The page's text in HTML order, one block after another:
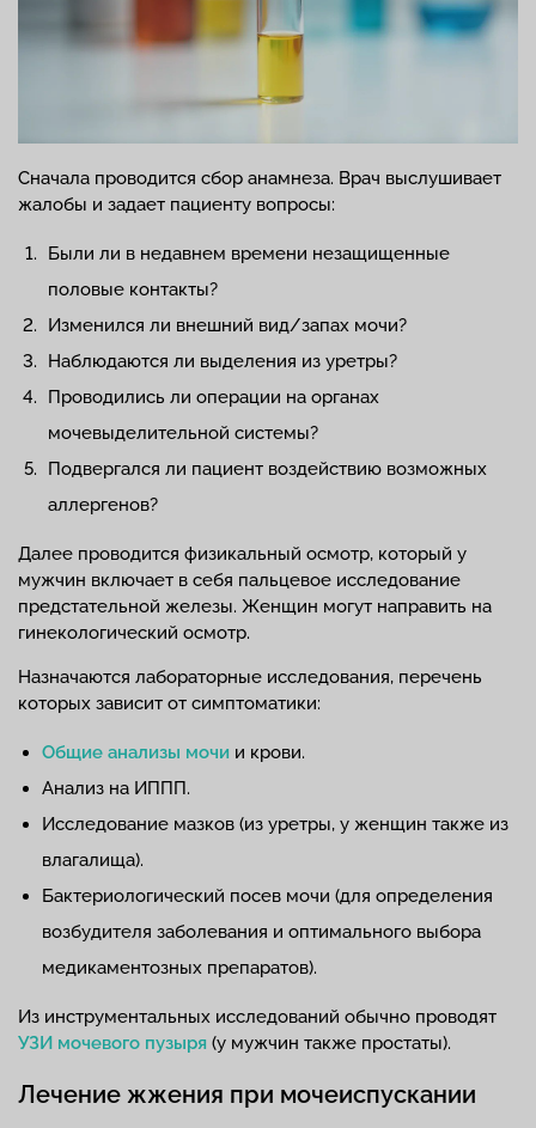
Сначала проводится сбор анамнеза. Врач выслушивает
жалобы и задает пациенту вопросы:
Были ли в недавнем времени незащищенные
половые контакты?
Изменился ли внешний вид/запах мочи?
Наблюдаются ли выделения из уретры?
Проводились ли операции на органах
мочевыделительной системы?
Подвергался ли пациент воздействию возможных
аллергенов?
Далее проводится физикальный осмотр, который у
мужчин включает в себя пальцевое исследование
предстательной железы. Женщин могут направить на
гинекологический осмотр.
Назначаются лабораторные исследования, перечень
которых зависит от симптоматики:
Общие анализы мочи и крови.
Анализ на ИППП.
Исследование мазков (из уретры, у женщин также из
влагалища).
Бактериологический посев мочи (для определения
возбудителя заболевания и оптимального выбора
медикаментозных препаратов).
Из инструментальных исследований обычно проводят
УЗИ мочевого пузыря (у мужчин также простаты).
Лечение жжения при мочеиспускании